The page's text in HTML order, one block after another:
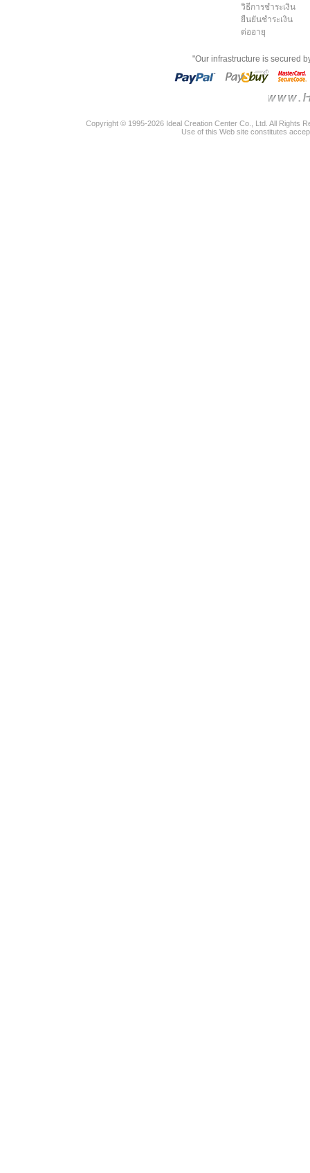
วิธีการชำระเงิน
ยืนยันชำระเงิน
ต่ออายุ
"Our infrastructure is secured
Copyright © 1995-2026 Ideal Creation Center Co., Ltd. All Rights
Use of this Web site constitutes